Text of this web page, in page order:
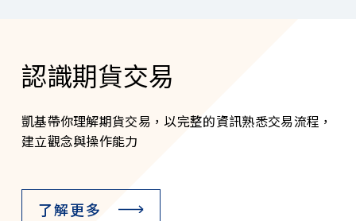
認識期貨交易
凱基帶你理解期貨交易，以完整的資訊熟悉交易流程，
建立觀念與操作能力
了解更多